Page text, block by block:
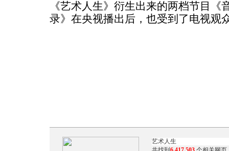
《艺术人生》衍生出来的两档节目《
录》在央视播出后，也受到了电视观